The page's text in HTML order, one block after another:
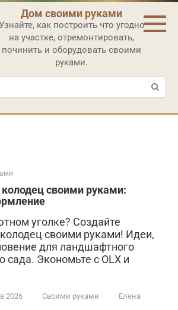
Дом своими руками
как построить что угодно
на участке, отремонтировать,
починить и оборудовать своими
руками.
своими руками:
уголке? Создайте
своими руками! Идеи,
для ландшафтного
сада. Экономьте с OLX и
2026 Своими руками
Елена